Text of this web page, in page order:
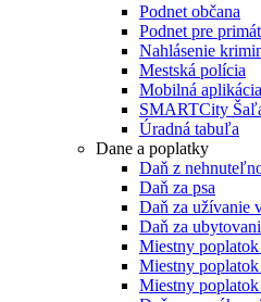
Podnet občana
Podnet pre
Nahlásenie
Mestská polícia
Mobilná aplikácia
SMARTCity
Úradná tabuľa
Dane a poplatky
Daň z
Daň za psa
Daň za užívanie
Daň za
Miestny
Miestny poplatok
Miestny